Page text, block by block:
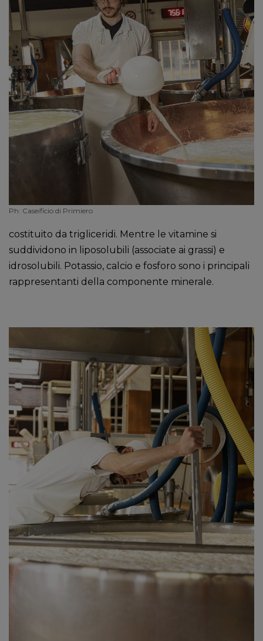
Ph: Caseificio di Primiero
costituito da trigliceridi. Mentre le vitamine si
suddividono in liposolubili (associate ai grassi) e
idrosolubili. Potassio, calcio e fosforo sono i principali
rappresentanti della componente minerale.